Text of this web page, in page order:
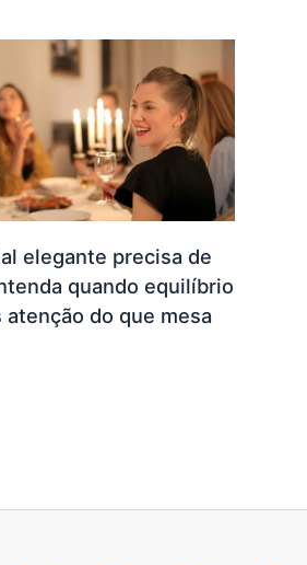
elegante precisa de
quando equilíbrio
atenção do que mesa